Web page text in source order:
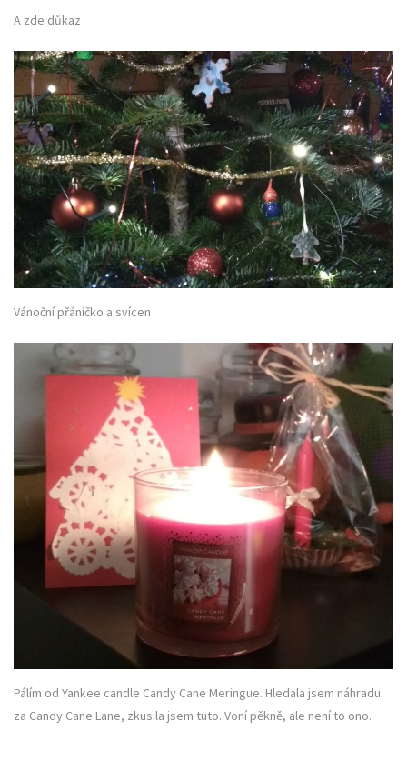
A zde důkaz
Vánoční přáníčko a svícen
Pálím od Yankee candle Candy Cane Meringue. Hledala jsem náhradu
za Candy Cane Lane, zkusila jsem tuto. Voní pěkně, ale není to ono.